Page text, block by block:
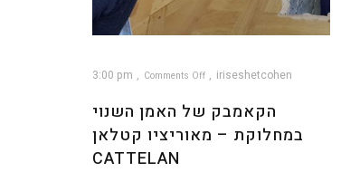
3:00 pm Comments Off
של
האמן
השנוי
–
מאוריציו
iriseshetcohen
הקאמבק של האמן השנוי
במחלוקת – מאוריציו קטלאן
CATTELAN